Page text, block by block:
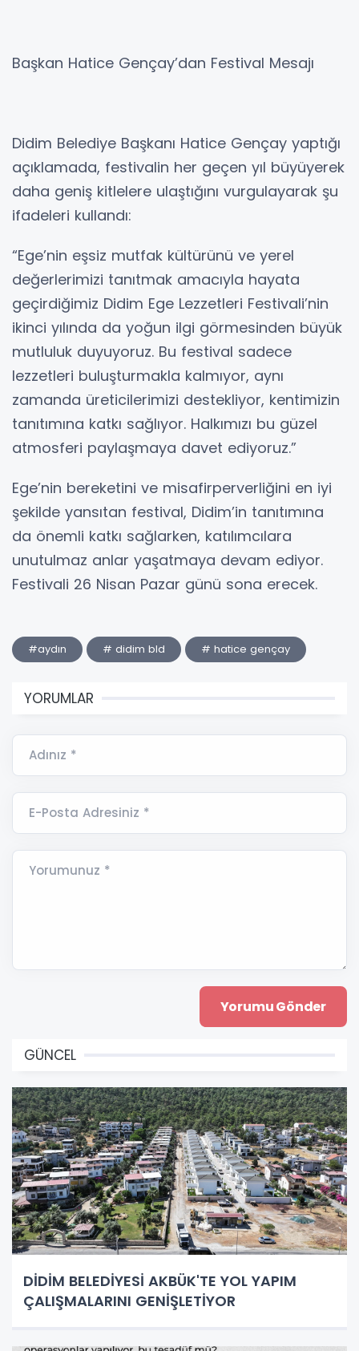
Başkan Hatice Gençay’dan Festival Mesajı
Didim Belediye Başkanı Hatice Gençay yaptığı
açıklamada, festivalin her geçen yıl büyüyerek
daha geniş kitlelere ulaştığını vurgulayarak şu
ifadeleri kullandı:
“Ege’nin eşsiz mutfak kültürünü ve yerel
değerlerimizi tanıtmak amacıyla hayata
geçirdiğimiz Didim Ege Lezzetleri Festivali’nin
ikinci yılında da yoğun ilgi görmesinden büyük
mutluluk duyuyoruz. Bu festival sadece
lezzetleri buluşturmakla kalmıyor, aynı
zamanda üreticilerimizi destekliyor, kentimizin
tanıtımına katkı sağlıyor. Halkımızı bu güzel
atmosferi paylaşmaya davet ediyoruz.”
Ege’nin bereketini ve misafirperverliğini en iyi
şekilde yansıtan festival, Didim’in tanıtımına
da önemli katkı sağlarken, katılımcılara
unutulmaz anlar yaşatmaya devam ediyor.
Festivali 26 Nisan Pazar günü sona erecek.
#aydın # didim bld # hatice gençay
YORUMLAR
Adınız *
E-Posta Adresiniz *
Yorumunuz *
GÜNCEL
DİDİM BELEDİYESİ AKBÜK'TE YOL YAPIM
ÇALIŞMALARINI GENİŞLETİYOR